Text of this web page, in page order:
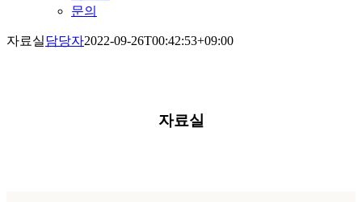
문의
자료실담당자2022-09-26T00:42:53+09:00
자료실